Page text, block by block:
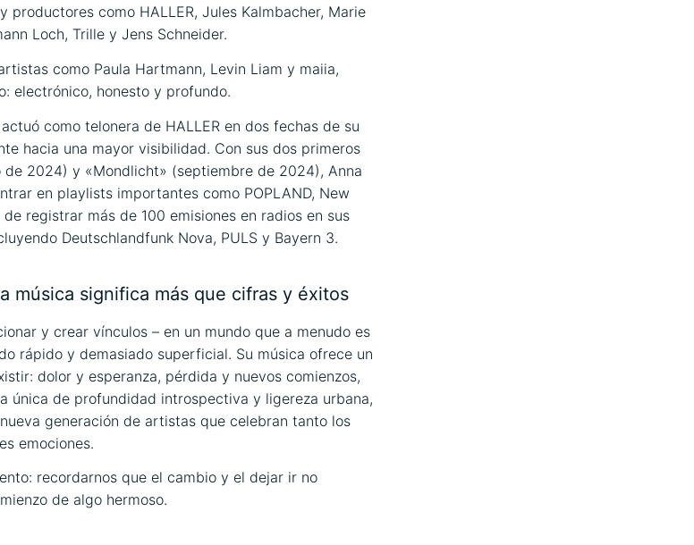
productores como HALLER, Jules Kalmbacher, Marie
Loch, Trille y Jens Schneider.
como Paula Hartmann, Levin Liam y maiia,
electrónico, honesto y profundo.
como telonera de HALLER en dos fechas de su
hacia una mayor visibilidad. Con sus dos primeros
de 2024) y «Mondlicht» (septiembre de 2024), Anna
en playlists importantes como POPLAND, New
registrar más de 100 emisiones en radios en sus
Deutschlandfunk Nova, PULS y Bayern 3.
música significa más que cifras y éxitos
y crear vínculos – en un mundo que a menudo es
rápido y demasiado superficial. Su música ofrece un
dolor y esperanza, pérdida y nuevos comienzos,
única de profundidad introspectiva y ligereza urbana,
generación de artistas que celebran tanto los
emociones.
recordarnos que el cambio y el dejar ir no
de algo hermoso.